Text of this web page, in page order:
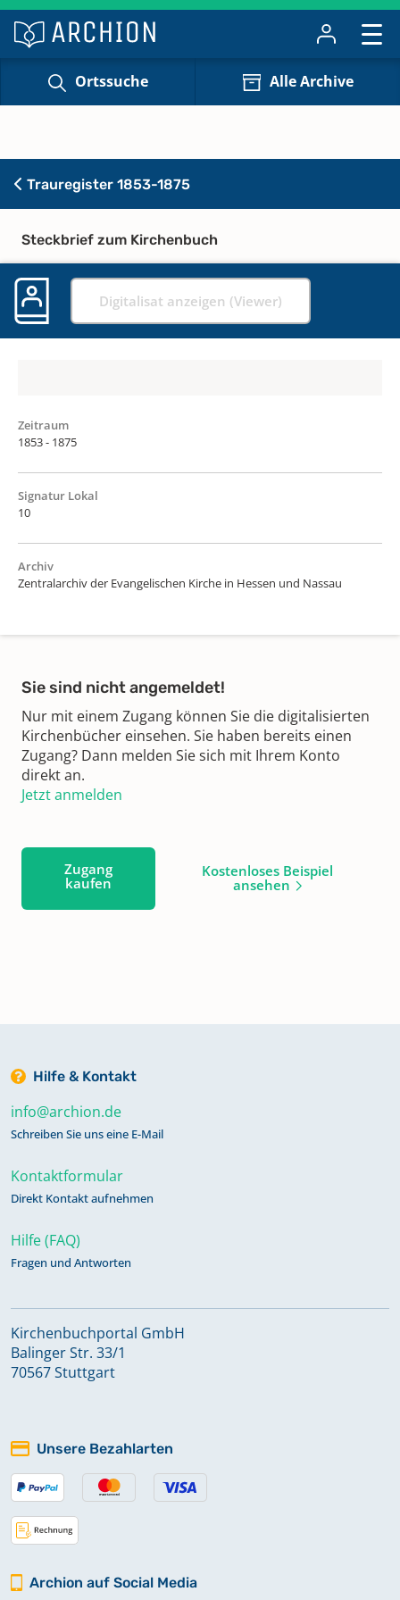
Ortssuche Alle Archive
Trauregister 1853-1875
Steckbrief zum Kirchenbuch
Digitalisat anzeigen (Viewer)
Zeitraum
1853 - 1875
Signatur Lokal
10
Archiv
Zentralarchiv der Evangelischen Kirche in Hessen und Nassau
Sie sind nicht angemeldet!
Nur mit einem Zugang können Sie die digitalisierten
Kirchenbücher einsehen. Sie haben bereits einen
Zugang? Dann melden Sie sich mit Ihrem Konto
direkt an.
Jetzt anmelden
Zugang
kaufen
Kostenloses Beispiel
ansehen
Hilfe & Kontakt
info@archion.de
Schreiben Sie uns eine E-Mail
Kontaktformular
Direkt Kontakt aufnehmen
Hilfe (FAQ)
Fragen und Antworten
Kirchenbuchportal GmbH
Balinger Str. 33/1
70567 Stuttgart
Unsere Bezahlarten
Archion auf Social Media